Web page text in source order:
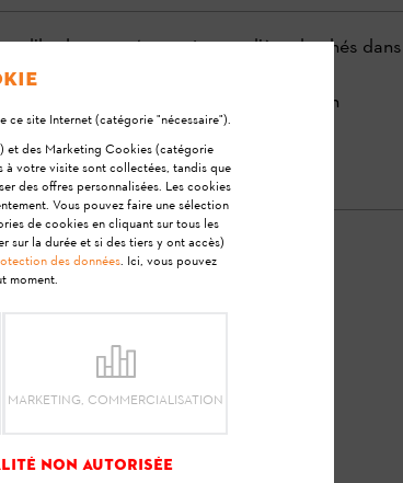
coupés continuent d’être hachés dans
par se décomposer.
comme un engrais naturel. Le besoin
!
aidé ?
ce site Internet (catégorie "nécessaire").
et des Marketing Cookies (catégorie
votre visite sont collectées, tandis que
des offres personnalisées. Les cookies
Vous pouvez faire une sélection
de cookies en cliquant sur tous les
sur la durée et si des tiers y ont accès)
des données. Ici, vous pouvez
moment.
MARKETING, COMMERCIALISATION
non autorisée